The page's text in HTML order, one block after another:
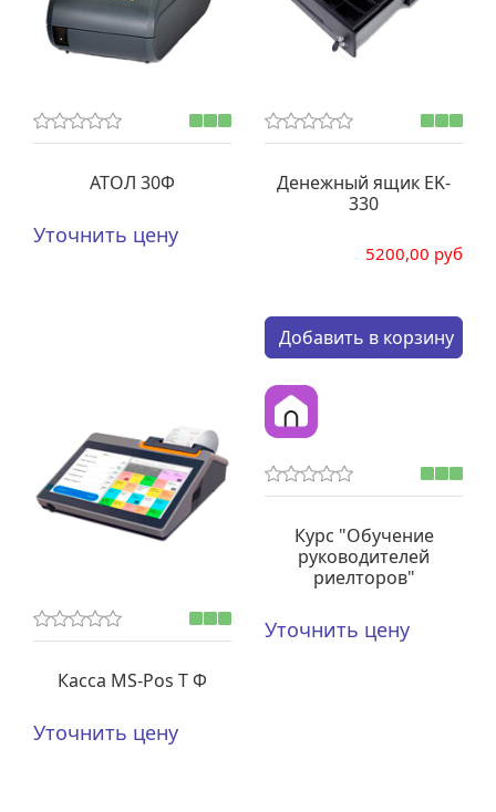
АТОЛ 30Ф
Уточнить цену
Денежный ящик EK-
330
5200,00 руб
Кол-во:
Добавить в корзину
Касса MS-Pos Т Ф
Уточнить цену
Курс "Обучение
руководителей
риелторов"
Уточнить цену